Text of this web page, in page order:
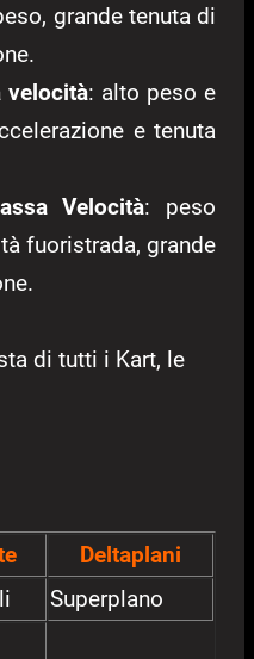
grande tenuta di
velocità: alto peso e
e tenuta
Velocità: peso
fuoristrada, grande
di tutti i Kart, le
Deltaplani
Superplano